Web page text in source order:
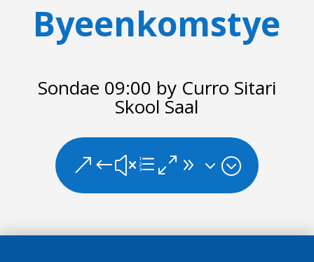
Byeenkomstye
Sondae 09:00 by Curro Sitari
Skool Saal
&#xe093;